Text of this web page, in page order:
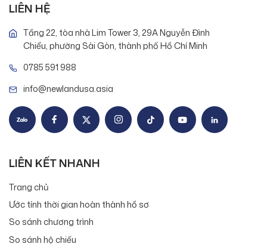
LIÊN HỆ
Tầng 22, tòa nhà Lim Tower 3, 29A Nguyễn Đình
Chiểu, phường Sài Gòn, thành phố Hồ Chí Minh
0785 591 988
info@newlandusa.asia
LIÊN KẾT NHANH
Trang chủ
Ước tính thời gian hoàn thành hồ sơ
So sánh chương trình
So sánh hộ chiếu